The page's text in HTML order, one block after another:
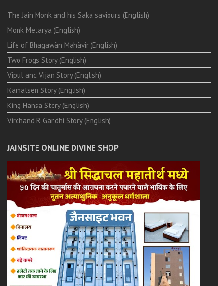
The Jain Monk and his Saka saviours (English)
Monk Metarya (English)
Life of Bhagawän Mahävir (English)
Two Frogs Story (English)
Vipul and Vijan Story (English)
Kamalsen Story (English)
King Hansa Story (English)
Virchand R Gandhi Story (English)
JAINSITE ONLINE DIVINE SHOP